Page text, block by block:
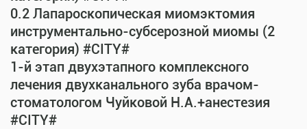
0.2 Лапароскопическая миомэктомия
инструментально-субсерозной миомы (2
категория) #CITY#
1-й этап двухэтапного комплексного
лечения двухканального зуба врачом-
стоматологом Чуйковой Н.А.+анестезия
#CITY#